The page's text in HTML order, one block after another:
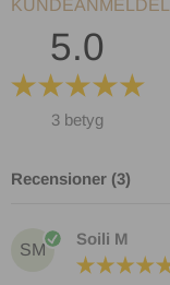
5.0
3 betyg
Recensioner (3)
SM
Soili M